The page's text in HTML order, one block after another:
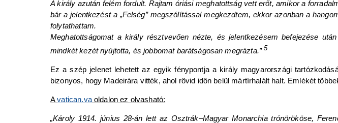
A király azután felém fordult. Rajtam óriási meghatottság vett erőt, amikor a
bár a jelentkezést a „Felség” megszólítással megkezdtem, ekkor azonban a
folytathattam.
Meghatottságomat a király résztvevően nézte, és jelentkezésem befejezése
mindkét kezét nyújtotta, és jobbomat barátságosan megrázta.”5
Ez a szép jelenet lehetett az egyik fénypontja a király magyarországi
bizonyos, hogy Madeirára vitték, ahol rövid időn belül mártírhalált halt. Emlékét
Avatican.vaoldalon ez olvasható:
„Károly 1914. június 28-án lett az Osztrák–Magyar Monarchia trónörököse,